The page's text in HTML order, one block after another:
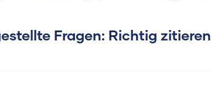
Fragen: Richtig zitieren